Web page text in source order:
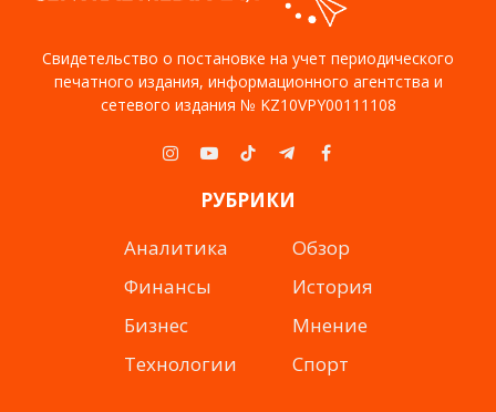
Свидетельство о постановке на учет периодического
печатного издания, информационного агентства и
сетевого издания № KZ10VPY00111108
Instagram
YouTubeTikTokTelegramFacebook
РУБРИКИ
Аналитика
Финансы
Бизнес
Технологии
Обзор
История
Мнение
Спорт